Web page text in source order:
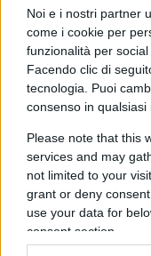
Noi e i nostri partner
come i cookie per
funzionalità per
Facendo clic di
tecnologia. Puoi
consenso in
Please note that this
services and may
not limited to your
grant or deny
use your data for
consent section.
secondo il
Write a
essere
gli scolari e i quiz
Tutto viene
collettività, ma il
Ancora Ricossa:
che
concorsi e